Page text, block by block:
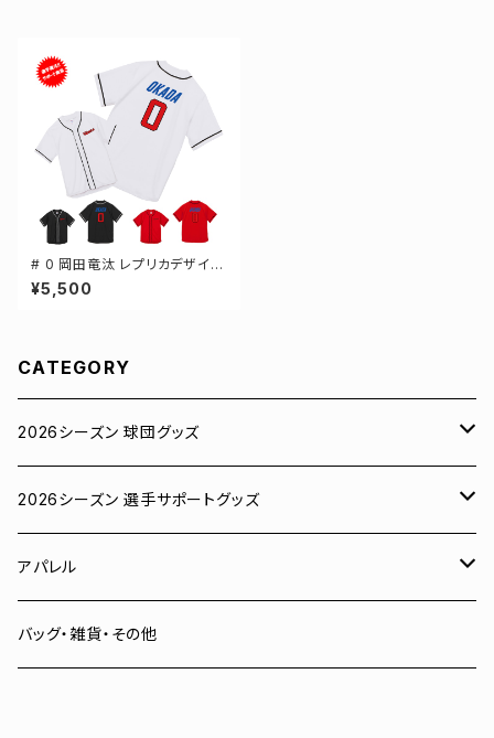
# 0 岡田竜汰 レプリカデザイン
3カラー 選手還元 ベースボール
シャツ S-XXLサイズ 598201
¥5,500
CATEGORY
2026シーズン 球団グッズ
ユニフォーム
Tシャツ
スウェット
2026シーズン 選手サポートグッズ
# 00 蓮
# 0 岡田竜汰
アパレル
スウェット・パーカー
バッグ・雑貨・その他